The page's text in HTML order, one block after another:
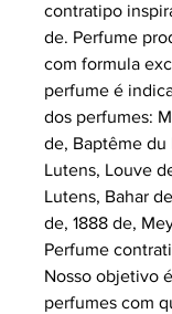
contratipo
de. Perfume
com formula
perfume é
dos perfumes:
de, Baptême du
Lutens, Louve
Lutens, Bahar
de, 1888 de,
Perfume
Nosso objetivo
perfumes com